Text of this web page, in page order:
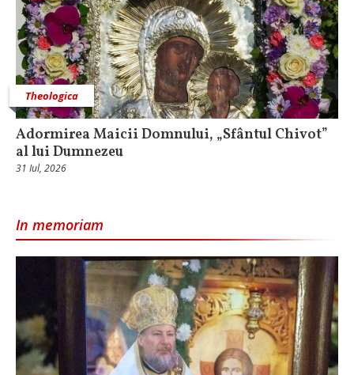
Theologica
Adormirea Maicii Domnului, „Sfântul Chivot”
al lui Dumnezeu
31 Iul, 2026
In memoriam